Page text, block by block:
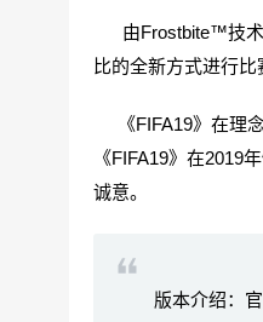
由Frostbite™技术
比的全新方式进行
《FIFA19》在理念
《FIFA19》在2019
诚意。
版本介绍：